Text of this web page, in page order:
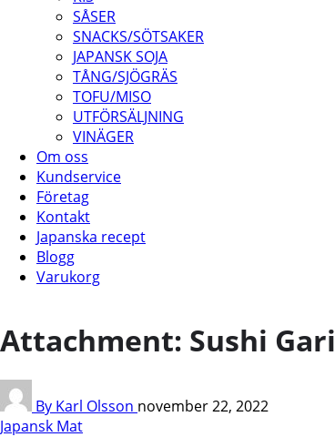
SÅSER
SNACKS/SÖTSAKER
JAPANSK SOJA
TÅNG/SJÖGRÄS
TOFU/MISO
UTFÖRSÄLJNING
VINÄGER
Om oss
Kundservice
Företag
Kontakt
Japanska recept
Blogg
Varukorg
Attachment: Sushi Gari
By Karl Olsson november 22, 2022
Japansk Mat